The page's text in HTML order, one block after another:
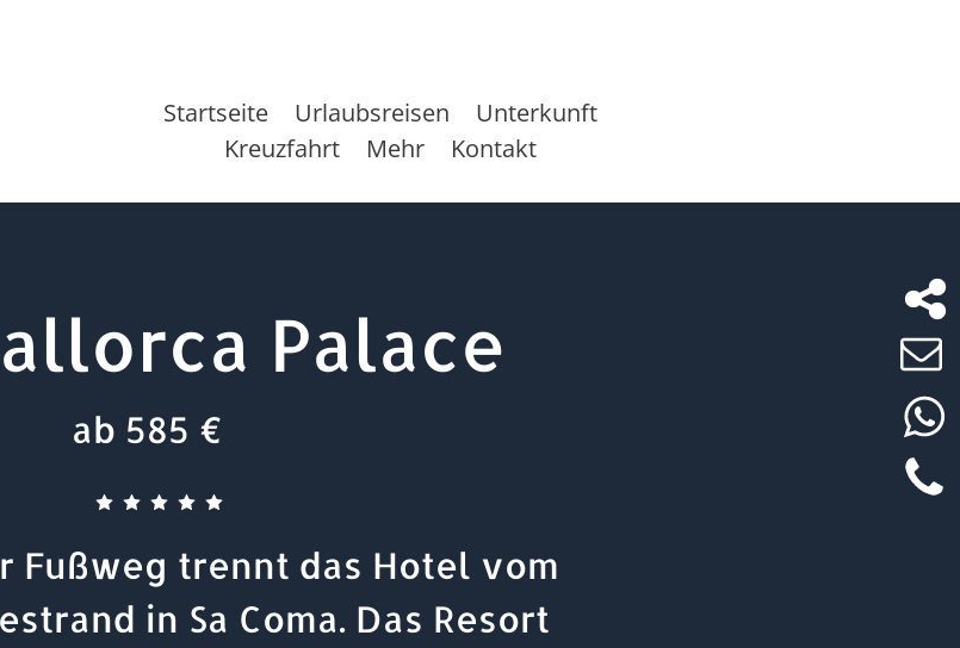
Startseite Urlaubsreisen
Unterkunft
Kreuzfahrt
Mehr Kontakt
Palace
ab 585 €
Fußweg trennt das Hotel vom
in Sa Coma. Das Resort